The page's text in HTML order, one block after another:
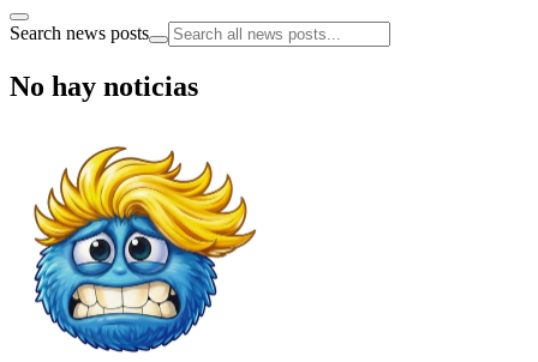
Search news posts
No hay noticias